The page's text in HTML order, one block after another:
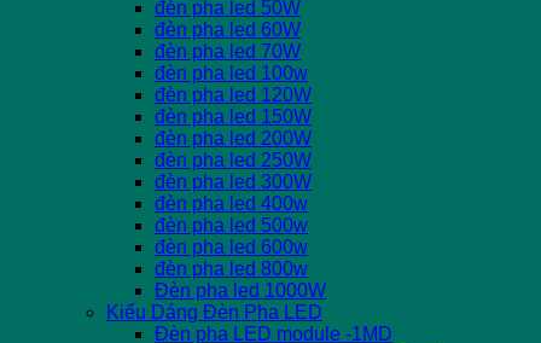
đèn pha led 50W
đèn pha led 60W
đèn pha led 70W
đèn pha led 100w
đèn pha led 120W
đèn pha led 150W
đèn pha led 200W
đèn pha led 250W
đèn pha led 300W
đèn pha led 400w
đèn pha led 500w
đèn pha led 600w
đèn pha led 800w
Đèn pha led 1000W
Kiểu Dáng Đèn Pha LED
Đèn pha LED module -1MD